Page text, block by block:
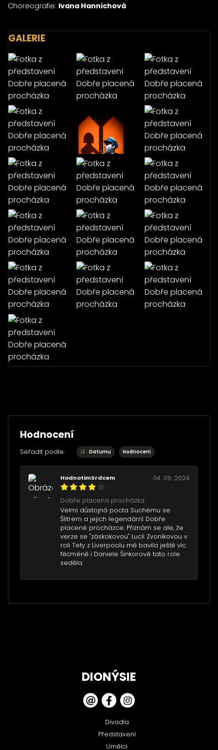
Choreografie: Ivana Hannichová
GALERIE
Hodnocení
Seřadit podle: Datumu Hodnocení
HodnotimSrdcem 04. 06. 2024
Dobře placená procházka
Velmi důstojná pocta Suchému se
Šlitrem a jejich legendární Dobře
placené procházce. Přiznám se ale, že
verze se "záskokovou" Lucií Zvoníkovou v
roli Tety z Liverpoolu mě bavila ještě víc.
Nicméně i Daniele Šinkorové tato role
seděla.
DIONÝSIE
Divadla
Představení
Umělci